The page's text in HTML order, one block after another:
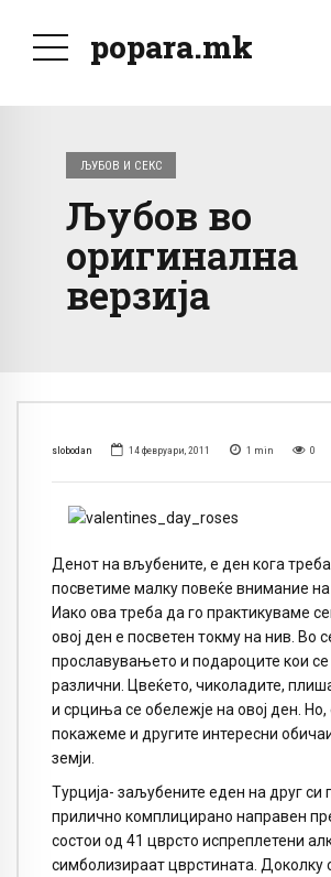
popara.mk
ЉУБОВ И СЕКС
Љубов во
оригинална
верзија
slobodan 14 февруари, 2011 1 min 0
Денот на вљубените, е ден кога
посветиме малку повеќе внимание на
Иако ова треба да го практикуваме
овој ден е посветен токму на нив. Во
прославувањето и подароците кои се
различни. Цвеќето, чиколадите,
и срциња се обележје на овој ден. Но,
покажеме и другите интересни
земји.
Турција- заљубените еден на друг си
прилично комплицирано направен
состои од 41 цврсто испреплетени
симболизираат цврстината. Доколку